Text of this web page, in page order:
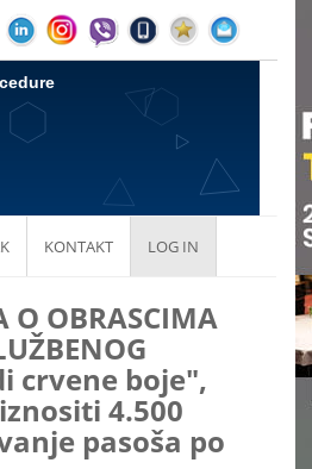
KONTAKT LOG IN
OBRASCIMA
crvene boje",
4.500
pasoša po